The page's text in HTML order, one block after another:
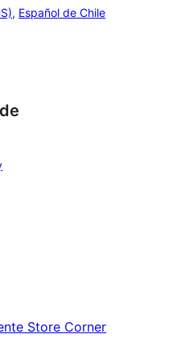
, Español de Chile
Store Corner